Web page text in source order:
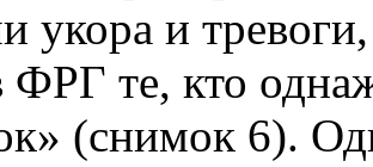
укора и
ФРГ те, кто
(снимок 6).